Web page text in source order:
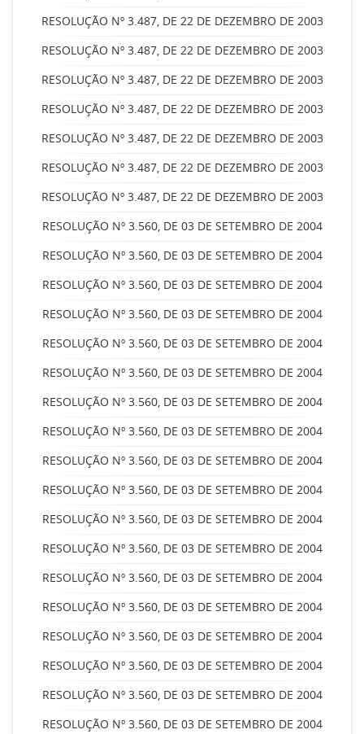
RESOLUÇÃO Nº 3.487, DE 22 DE DEZEMBRO DE 2003
RESOLUÇÃO Nº 3.487, DE 22 DE DEZEMBRO DE 2003
RESOLUÇÃO Nº 3.487, DE 22 DE DEZEMBRO DE 2003
RESOLUÇÃO Nº 3.487, DE 22 DE DEZEMBRO DE 2003
RESOLUÇÃO Nº 3.487, DE 22 DE DEZEMBRO DE 2003
RESOLUÇÃO Nº 3.487, DE 22 DE DEZEMBRO DE 2003
RESOLUÇÃO Nº 3.487, DE 22 DE DEZEMBRO DE 2003
RESOLUÇÃO Nº 3.560, DE 03 DE SETEMBRO DE 2004
RESOLUÇÃO Nº 3.560, DE 03 DE SETEMBRO DE 2004
RESOLUÇÃO Nº 3.560, DE 03 DE SETEMBRO DE 2004
RESOLUÇÃO Nº 3.560, DE 03 DE SETEMBRO DE 2004
RESOLUÇÃO Nº 3.560, DE 03 DE SETEMBRO DE 2004
RESOLUÇÃO Nº 3.560, DE 03 DE SETEMBRO DE 2004
RESOLUÇÃO Nº 3.560, DE 03 DE SETEMBRO DE 2004
RESOLUÇÃO Nº 3.560, DE 03 DE SETEMBRO DE 2004
RESOLUÇÃO Nº 3.560, DE 03 DE SETEMBRO DE 2004
RESOLUÇÃO Nº 3.560, DE 03 DE SETEMBRO DE 2004
RESOLUÇÃO Nº 3.560, DE 03 DE SETEMBRO DE 2004
RESOLUÇÃO Nº 3.560, DE 03 DE SETEMBRO DE 2004
RESOLUÇÃO Nº 3.560, DE 03 DE SETEMBRO DE 2004
RESOLUÇÃO Nº 3.560, DE 03 DE SETEMBRO DE 2004
RESOLUÇÃO Nº 3.560, DE 03 DE SETEMBRO DE 2004
RESOLUÇÃO Nº 3.560, DE 03 DE SETEMBRO DE 2004
RESOLUÇÃO Nº 3.560, DE 03 DE SETEMBRO DE 2004
RESOLUÇÃO Nº 3.560, DE 03 DE SETEMBRO DE 2004